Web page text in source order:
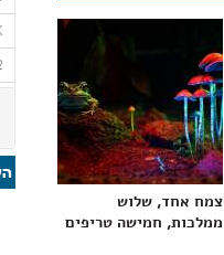
צמח אחד, שלוש
ממלכות, חמישה טריפים